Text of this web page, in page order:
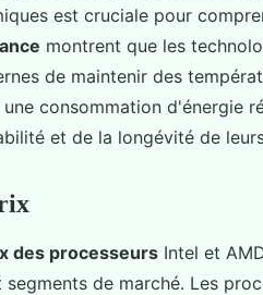
est cruciale pour
montrent que les
de maintenir des
consommation d'énergie
et de la longévité de
des processeurs Intel et
de marché. Les